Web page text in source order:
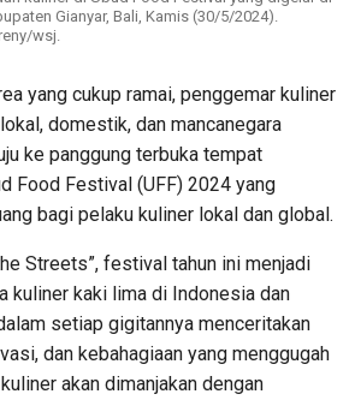
Gianyar, Bali, Kamis (30/5/2024).
wsj.
yang cukup ramai, penggemar kuliner
domestik, dan mancanegara
ke panggung terbuka tempat
Food Festival (UFF) 2024 yang
bagi pelaku kuliner lokal dan global.
Streets”, festival tahun ini menjadi
kuliner kaki lima di Indonesia dan
setiap gigitannya menceritakan
dan kebahagiaan yang menggugah
akan dimanjakan dengan